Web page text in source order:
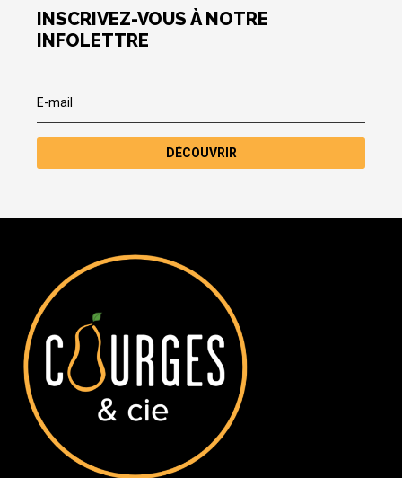
INSCRIVEZ-VOUS À NOTRE
INFOLETTRE
DÉCOUVRIR